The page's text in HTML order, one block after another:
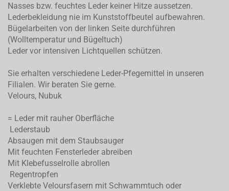
Nasses bzw. feuchtes Leder keiner Hitze aussetzen.
Lederbekleidung nie im Kunststoffbeutel aufbewahren.
Bügelarbeiten von der linken Seite durchführen
(Wolltemperatur und Bügeltuch)
Leder vor intensiven Lichtquellen schützen.
Sie erhalten verschiedene Leder-Pfegemittel in unseren
Filialen. Wir beraten Sie gerne.
Velours, Nubuk
= Leder mit rauher Oberfläche
Lederstaub
Absaugen mit dem Staubsauger
Mit feuchten Fensterleder abreiben
Mit Klebefusselrolle abrollen
Regentropfen
Verklebte Veloursfasern mit Schwammtuch oder